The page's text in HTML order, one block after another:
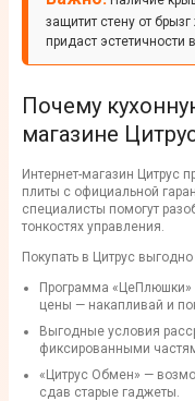
защитит стену от
придаст эстетичности
Почему
магазине
Интернет-магазин Цитрус
плиты с официальной
специалисты помогут
тонкостях управления.
Покупать в Цитрус
Программа «ЦеПлюшки»
цены — накапливай и
Выгодные условия
фиксированными
«Цитрус Обмен» —
сдав старые гаджеты.